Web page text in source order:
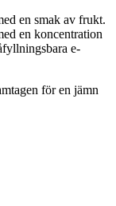
en smak av frukt.
en koncentration
e-
för en jämn